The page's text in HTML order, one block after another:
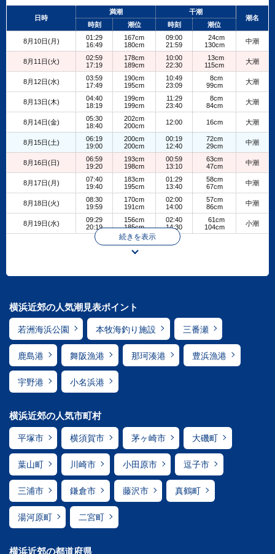
+
日時
満潮
干潮
潮名
時刻
潮位 時刻 潮位
8月10日(月)
01:29
16:49
167cm
180cm
09:00
21:59
24cm
130cm
中潮
8月11日(火)
02:59
17:19
178cm
189cm
10:00
22:30
13cm
115cm
大潮
8月12日(水)
03:59
17:49
190cm
195cm
10:49
23:09
8cm
99cm
大潮
8月13日(木)
04:40
18:19
199cm
199cm
11:29
23:40
8cm
84cm
大潮
8月14日(金)
05:30
18:40
202cm
200cm
12:00 16cm 大潮
8月15日(土)
06:19
19:00
200cm
200cm
00:19
12:40
72cm
29cm
中潮
8月16日(日)
06:59
19:20
193cm
198cm
00:59
13:10
63cm
47cm
中潮
8月17日(月)
07:40
19:40
183cm
195cm
01:29
13:40
58cm
67cm
中潮
8月18日(火)
08:30
19:59
170cm
191cm
02:00
14:00
57cm
86cm
中潮
8月19日(水)
09:29
20:19
156cm
185cm
02:40
14:30
61cm
104cm
小潮
続きを表示
横浜近郊の人気潮見表ポイント
若洲海浜公園 本牧海釣り施設 三番瀬
鹿島港 舞阪漁港 那珂湊港 豊浜漁港
宇野港 小名浜港
横浜近郊の人気市町村
平塚市 横須賀市 茅ヶ崎市 大磯町
葉山町 川崎市 小田原市 逗子市
三浦市 鎌倉市 藤沢市 真鶴町
湯河原町 二宮町
横浜近郊の都道府県